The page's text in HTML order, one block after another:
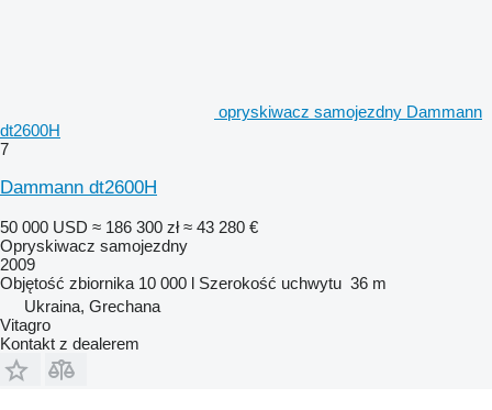
opryskiwacz samojezdny Dammann
dt2600H
7
Dammann dt2600H
50 000 USD ≈ 186 300 zł ≈ 43 280 €
Opryskiwacz samojezdny
2009
Objętość zbiornika 10 000 l Szerokość uchwytu 36 m
Ukraina, Grechana
Vitagro
Kontakt z dealerem